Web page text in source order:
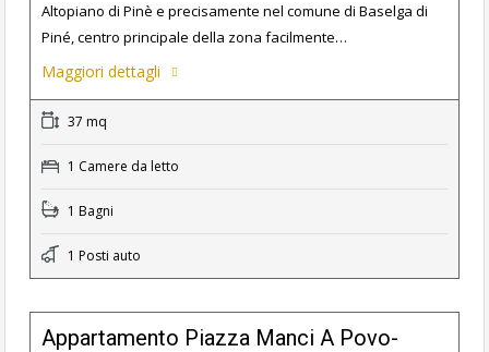
Altopiano di Pinè e precisamente nel comune di Baselga di
Piné, centro principale della zona facilmente…
Maggiori dettagli
37 mq
1 Camere da letto
1 Bagni
1 Posti auto
Appartamento Piazza Manci A Povo-